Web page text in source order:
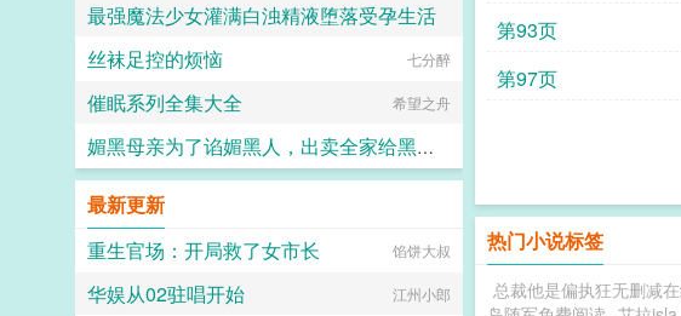
第93页
第97页
热门小说标签
总裁他是偏执狂无删减
最强魔法少女灌满白浊精液堕落受孕生活
水少多文酱
丝袜足控的烦恼 七分醉
催眠系列全集大全 希望之舟
媚黑母亲为了谄媚黑人，出卖全家给黑人当性奴
最新更新
重生官场：开局救了女市长
馅饼大叔
华娱从02驻唱开始 江州小郎